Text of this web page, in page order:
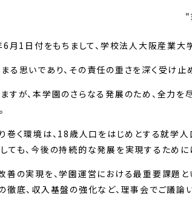
"
月1日付をもちまして、学校法人大阪産業大
る思いであり、その責任の重さを深く受け止め
すが、本学園のさらなる発展のため、全力を
巻く環境は、18歳人口をはじめとする就学人
ても、今後の持続的な発展を実現するために
善の実現を、学園運営における最重要課題
徹底、収入基盤の強化など、理事会でご議